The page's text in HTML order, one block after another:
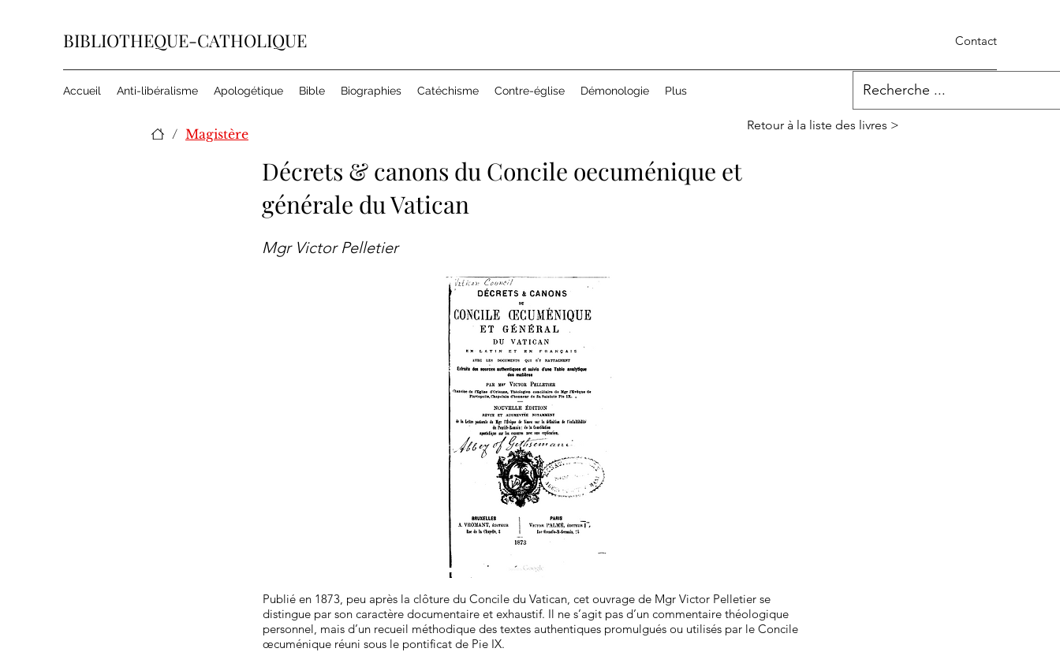
BIBLIOTHEQUE-CATHOLIQUE Contact
Accueil Anti-libéralisme Apologétique Bible Biographies Catéchisme Contre-église Démonologie Plus
/ Magistère
Retour à la liste des livres >
Décrets & canons du Concile oecuménique et
générale du Vatican
Mgr Victor Pelletier
Publié en 1873, peu après la clôture du Concile du Vatican, cet ouvrage de Mgr Victor Pelletier se
distingue par son caractère documentaire et exhaustif. Il ne s’agit pas d’un commentaire théologique
personnel, mais d’un recueil méthodique des textes authentiques promulgués ou utilisés par le Concile
œcuménique réuni sous le pontificat de Pie IX.